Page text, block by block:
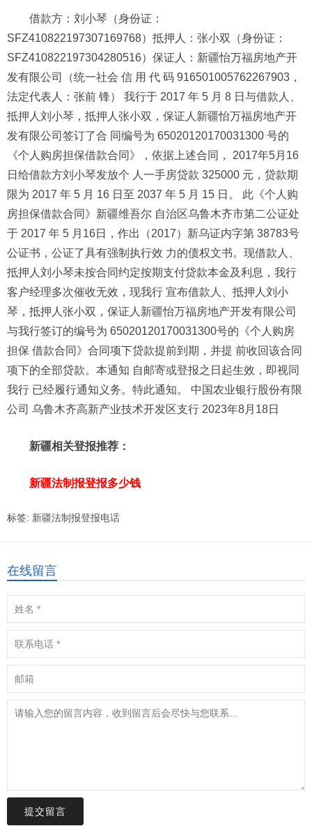
借款方：刘小琴（身份证：
SFZ410822197307169768）抵押人：张小双（身份证：
SFZ410822197304280516）保证人：新疆怡万福房地产开
发有限公司（统一社会 信 用 代 码 916501005762267903，
法定代表人：张前 锋） 我行于 2017 年 5 月 8 日与借款人、
抵押人刘小琴，抵押人张小双，保证人新疆怡万福房地产开
发有限公司签订了合 同编号为 65020120170031300 号的
《个人购房担保借款合同》，依据上述合同， 2017年5月16
日给借款方刘小琴发放个 人一手房贷款 325000 元，贷款期
限为 2017 年 5 月 16 日至 2037 年 5 月 15 日。 此《个人购
房担保借款合同》新疆维吾尔 自治区乌鲁木齐市第二公证处
于 2017 年 5 月16日，作出（2017）新乌证内字第 38783号
公证书，公证了具有强制执行效 力的债权文书。现借款人、
抵押人刘小琴未按合同约定按期支付贷款本金及利息，我行
客户经理多次催收无效，现我行 宣布借款人、抵押人刘小
琴，抵押人张小双，保证人新疆怡万福房地产开发有限公司
与我行签订的编号为 65020120170031300号的《个人购房
担保 借款合同》合同项下贷款提前到期，并提 前收回该合同
项下的全部贷款。本通知 自邮寄或登报之日起生效，即视同
我行 已经履行通知义务。特此通知。 中国农业银行股份有限
公司 乌鲁木齐高新产业技术开发区支行 2023年8月18日
新疆相关登报推荐：
新疆法制报登报多少钱
标签: 新疆法制报登报电话
在线留言
提交留言